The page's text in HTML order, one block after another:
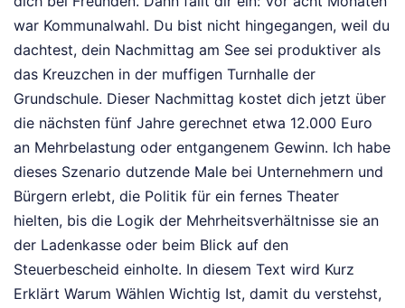
war Kommunalwahl. Du bist nicht hingegangen, weil du
dachtest, dein Nachmittag am See sei produktiver als
das Kreuzchen in der muffigen Turnhalle der
Grundschule. Dieser Nachmittag kostet dich jetzt über
die nächsten fünf Jahre gerechnet etwa 12.000 Euro
an Mehrbelastung oder entgangenem Gewinn. Ich habe
dieses Szenario dutzende Male bei Unternehmern und
Bürgern erlebt, die Politik für ein fernes Theater
hielten, bis die Logik der Mehrheitsverhältnisse sie an
der Ladenkasse oder beim Blick auf den
Steuerbescheid einholte. In diesem Text wird Kurz
Erklärt Warum Wählen Wichtig Ist, damit du verstehst,